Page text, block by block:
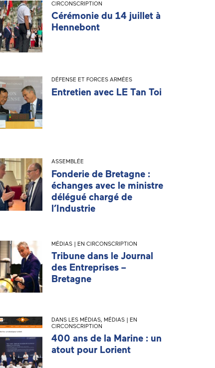
CIRCONSCRIPTION
Cérémonie du 14 juillet à
Hennebont
DÉFENSE ET FORCES ARMÉES
Entretien avec LE Tan Toi
ASSEMBLÉE
Fonderie de Bretagne :
échanges avec le ministre
délégué chargé de
l’Industrie
MÉDIAS | EN CIRCONSCRIPTION
Tribune dans le Journal
des Entreprises –
Bretagne
DANS LES MÉDIAS, MÉDIAS | EN
CIRCONSCRIPTION
400 ans de la Marine : un
atout pour Lorient